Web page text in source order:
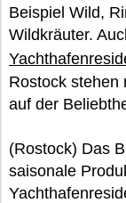
Beispiel Wild,
Wildkräuter.
Rostock stehen
auf der
(Rostock) Das
saisonale